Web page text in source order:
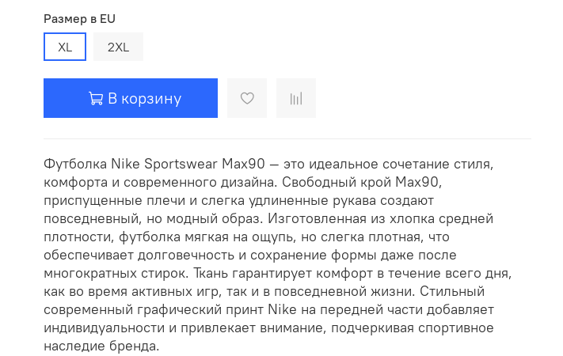
Размер в EU
XL
2XL
В корзину
Футболка Nike Sportswear Max90 — это идеальное сочетание стиля,
комфорта и современного дизайна. Свободный крой Max90,
приспущенные плечи и слегка удлиненные рукава создают
повседневный, но модный образ. Изготовленная из хлопка средней
плотности, футболка мягкая на ощупь, но слегка плотная, что
обеспечивает долговечность и сохранение формы даже после
многократных стирок. Ткань гарантирует комфорт в течение всего дня,
как во время активных игр, так и в повседневной жизни. Стильный
современный графический принт Nike на передней части добавляет
индивидуальности и привлекает внимание, подчеркивая спортивное
наследие бренда.